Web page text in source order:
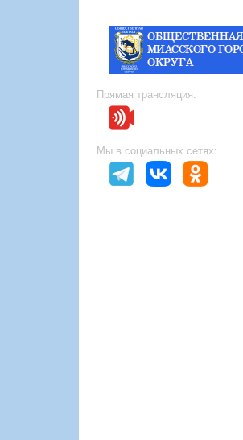
Прямая трансляция:
Мы в социальных сетях: